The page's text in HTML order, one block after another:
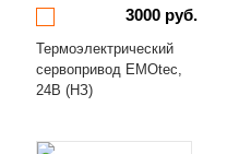
3000 руб.
Термоэлектрический
сервопривод EMOtec,
24В (НЗ)